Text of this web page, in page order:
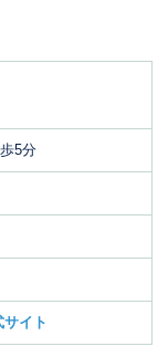
5分
イト